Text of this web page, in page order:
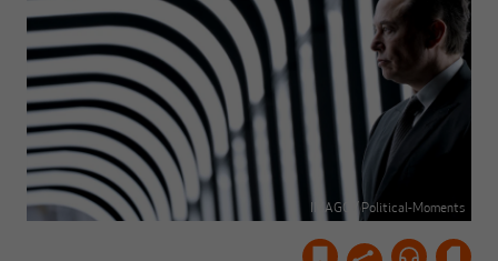
IMAGO / Political-Moments